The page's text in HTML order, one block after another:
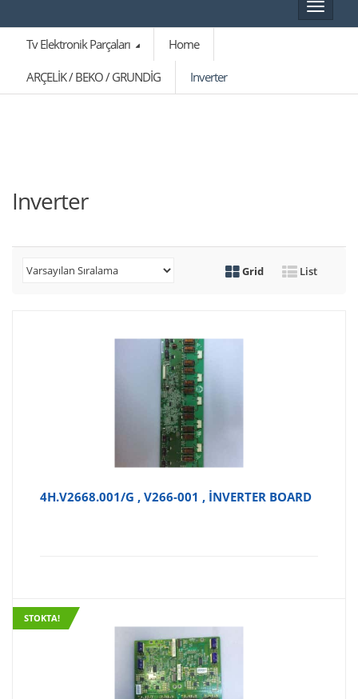
Toggle
Tv Elektronik Parçaları
Home
ARÇELİK / BEKO / GRUNDİG Inverter
Inverter
Grid List
4H.V2668.001/G , V266-001 , İNVERTER BOARD
STOKTA!